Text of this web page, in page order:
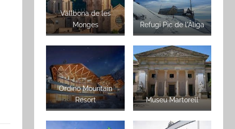
Vallbona de les
Monges
Refugi Pic de l'Àliga
Ordino Mountain
Resort
Museu Martorell